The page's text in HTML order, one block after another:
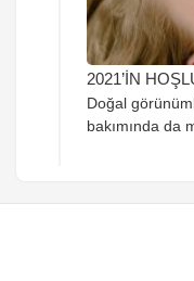
2021’İN
Doğal
bakımında da